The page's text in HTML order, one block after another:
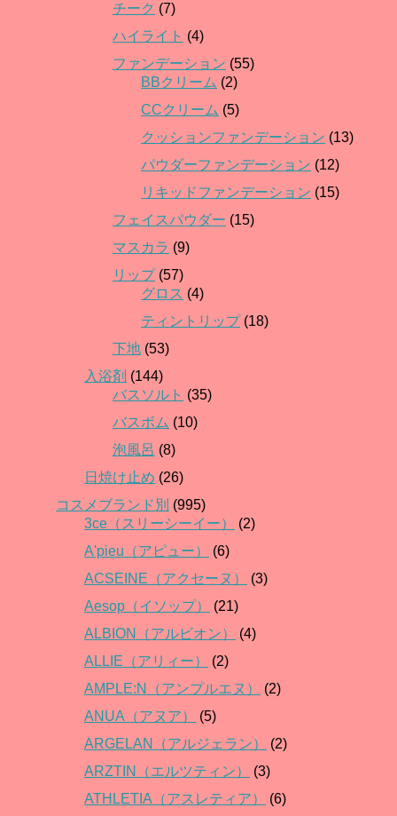
チーク (7)
ハイライト (4)
ファンデーション (55)
BBクリーム (2)
CCクリーム (5)
クッションファンデーション (13)
パウダーファンデーション (12)
リキッドファンデーション (15)
フェイスパウダー (15)
マスカラ (9)
リップ(57)
グロス (4)
ティントリップ(18)
下地 (53)
入浴剤 (144)
バスソルト (35)
バスボム (10)
泡風呂 (8)
日焼け止め (26)
コスメブランド別 (995)
3ce（スリーシーイー）
(2)
A'pieu（アピュー）
(6)
ACSEINE（アクセーヌ）
(3)
Aesop（イソップ）
(21)
ALBION（アルビオン）
(4)
ALLIE（アリィー）
(2)
AMPLE:N（アンプルエヌ）
(2)
ANUA（アヌア）
(5)
ARGELAN（アルジェラン）
(2)
ARZTIN（エルツティン）
(3)
ATHLETIA（アスレティア）
(6)